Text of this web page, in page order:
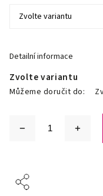
Zvolte variantu
Můžeme doručit do:
Detailní informace